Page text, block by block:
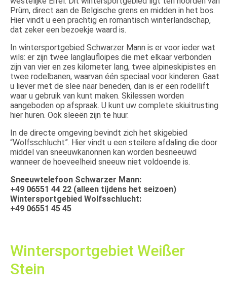
Prüm, direct aan de Belgische grens en midden in het bos.
Hier vindt u een prachtig en romantisch winterlandschap,
dat zeker een bezoekje waard is.
In wintersportgebied Schwarzer Mann is er voor ieder wat
wils: er zijn twee langlaufloipes die met elkaar verbonden
zijn van vier en zes kilometer lang, twee alpineskipistes en
twee rodelbanen, waarvan één speciaal voor kinderen. Gaat
u liever met de slee naar beneden, dan is er een rodellift
waar u gebruik van kunt maken. Skilessen worden
aangeboden op afspraak. U kunt uw complete skiuitrusting
hier huren. Ook sleeën zijn te huur.
In de directe omgeving bevindt zich het skigebied
“Wolfsschlucht”. Hier vindt u een steilere afdaling die door
middel van sneeuwkanonnen kan worden besneeuwd
wanneer de hoeveelheid sneeuw niet voldoende is.
Sneeuwtelefoon Schwarzer Mann:
+49 06551 44 22 (alleen tijdens het seizoen)
Wintersportgebied Wolfsschlucht:
+49 06551 45 45
Wintersportgebiet Weißer
Stein